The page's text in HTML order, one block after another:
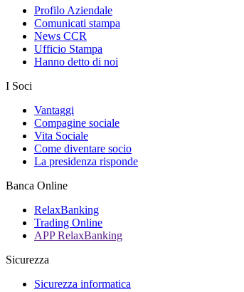
Profilo Aziendale
Comunicati stampa
News CCR
Ufficio Stampa
Hanno detto di noi
I Soci
Vantaggi
Compagine sociale
Vita Sociale
Come diventare socio
La presidenza risponde
Banca Online
RelaxBanking
Trading Online
APP RelaxBanking
Sicurezza
Sicurezza informatica